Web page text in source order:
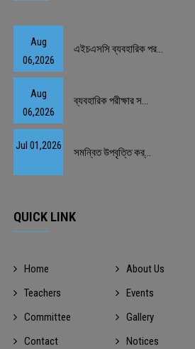
Aug
06,2026
এইচএসসি ব্যবহারিক পর...
Aug
06,2026
ব্যবহারিক পরীক্ষার স...
Jul 01,2026
সমন্বিত উপবৃত্তি কর্...
QUICK LINK
Home
About Us
Teachers
Events
Committee
Gallery
Contact
Notices